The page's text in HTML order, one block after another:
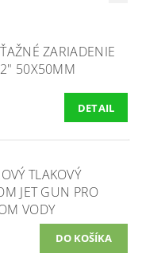
ZARIADENIE
50X50MM
DETAIL
TLAKOVÝ
JET GUN PRO
VODY